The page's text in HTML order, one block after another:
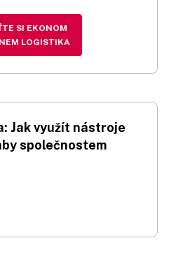
SI EKONOM
LOGISTIKA
Jak využít nástroje
společnostem